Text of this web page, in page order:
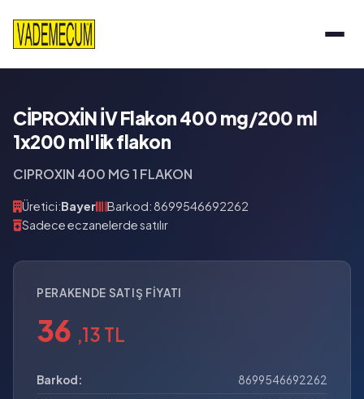
CİPROXİN İV Flakon 400 mg/200 ml
1x200 ml'lik flakon
CIPROXIN 400 MG 1 FLAKON
Üretici:Bayer
Barkod: 8699546692262
Sadece eczanelerde satılır
PERAKENDE SATIŞ FIYATI
36 ,13 TL
Barkod:
8699546692262